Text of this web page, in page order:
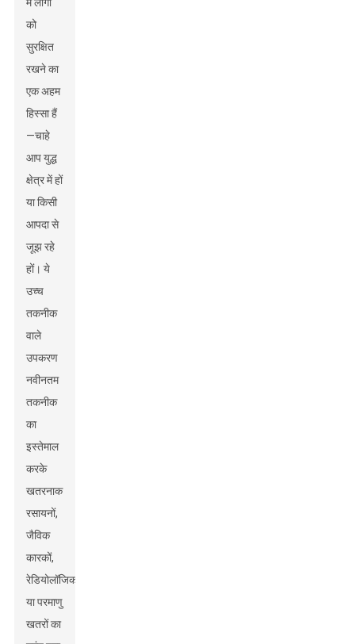
को
सुरक्षित
रखने का
एक अहम
हिस्सा हैं
—चाहे
आप युद्ध
क्षेत्र में हों
या किसी
आपदा से
जूझ रहे
हों। ये
उच्च
तकनीक
वाले
उपकरण
नवीनतम
तकनीक
का
इस्तेमाल
करके
खतरनाक
रसायनों,
जैविक
कारकों,
रेडियोलॉजिकल
या परमाणु
खतरों का